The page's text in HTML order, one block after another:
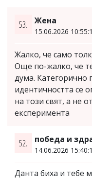
53. Жена
15.06.2026
Жалко, че само
Още по-жалко, че
дума. Категорично
идентичността се
на този свят, а не
експеримента
52. победа и
14.06.2026
Данта биха и тебе